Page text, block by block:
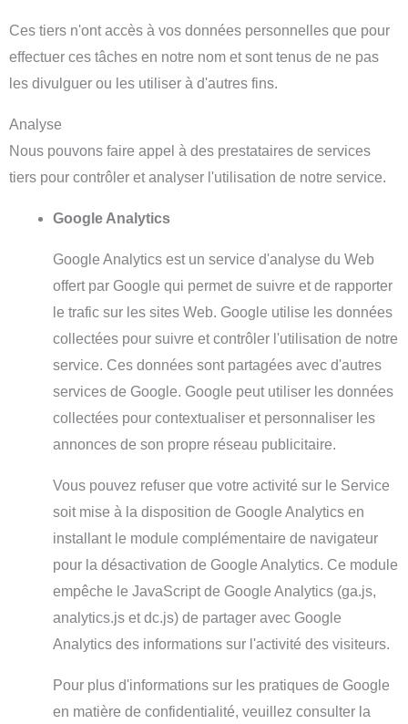
Ces tiers n'ont accès à vos données personnelles que pour
effectuer ces tâches en notre nom et sont tenus de ne pas
les divulguer ou les utiliser à d'autres fins.
Analyse
Nous pouvons faire appel à des prestataires de services
tiers pour contrôler et analyser l'utilisation de notre service.
Google Analytics
Google Analytics est un service d'analyse du Web
offert par Google qui permet de suivre et de rapporter
le trafic sur les sites Web. Google utilise les données
collectées pour suivre et contrôler l'utilisation de notre
service. Ces données sont partagées avec d'autres
services de Google. Google peut utiliser les données
collectées pour contextualiser et personnaliser les
annonces de son propre réseau publicitaire.
Vous pouvez refuser que votre activité sur le Service
soit mise à la disposition de Google Analytics en
installant le module complémentaire de navigateur
pour la désactivation de Google Analytics. Ce module
empêche le JavaScript de Google Analytics (ga.js,
analytics.js et dc.js) de partager avec Google
Analytics des informations sur l'activité des visiteurs.
Pour plus d'informations sur les pratiques de Google
en matière de confidentialité, veuillez consulter la